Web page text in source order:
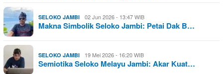
SELOKO JAMBI 02 Jun 2026 - 13:47 WIB
Makna Simbolik Seloko Jambi: Petai Dak B…
SELOKO JAMBI 19 Mei 2026 - 16:20 WIB
Semiotika Seloko Melayu Jambi: Akar Kuat…